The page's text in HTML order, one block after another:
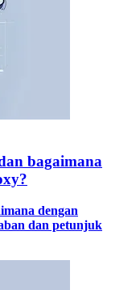
bagaimana
dengan
dan petunjuk